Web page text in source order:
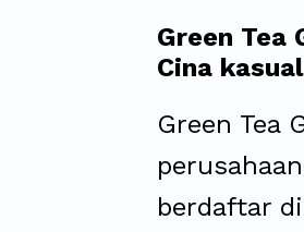
Green Tea
Cina kasual
Green Tea
berdaftar